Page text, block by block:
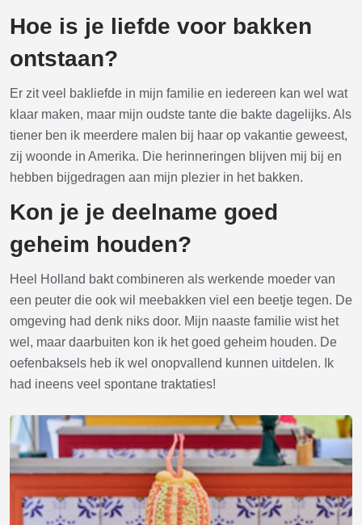
Hoe is je liefde voor bakken
ontstaan?
Er zit veel bakliefde in mijn familie en iedereen kan wel wat
klaar maken, maar mijn oudste tante die bakte dagelijks. Als
tiener ben ik meerdere malen bij haar op vakantie geweest,
zij woonde in Amerika. Die herinneringen blijven mij bij en
hebben bijgedragen aan mijn plezier in het bakken.
Kon je je deelname goed
geheim houden?
Heel Holland bakt combineren als werkende moeder van
een peuter die ook wil meebakken viel een beetje tegen. De
omgeving had denk niks door. Mijn naaste familie wist het
wel, maar daarbuiten kon ik het goed geheim houden. De
oefenbaksels heb ik wel onopvallend kunnen uitdelen. Ik
had ineens veel spontane traktaties!